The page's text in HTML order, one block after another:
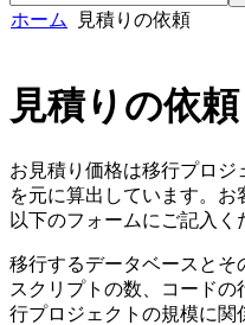
ホーム 見積りの依頼
見積りの依頼
お見積り価格は移行プロ
を元に算出しています。
以下のフォームにご記入く
移行するデータベースとそ
スクリプトの数、コード
行プロジェクトの規模に関